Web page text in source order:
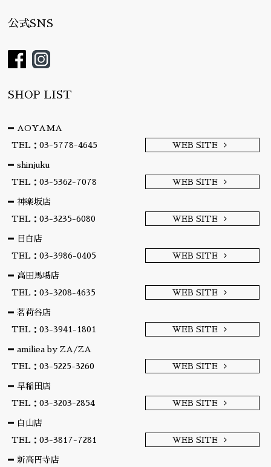
公式SNS
SHOP LIST
AOYAMA
TEL：03-5778-4645
WEB SITE
shinjuku
TEL：03-5362-7078
WEB SITE
神楽坂店
TEL：03-3235-6080
WEB SITE
目白店
TEL：03-3986-0405
WEB SITE
高田馬場店
TEL：03-3208-4635
WEB SITE
茗荷谷店
TEL：03-3941-1801
WEB SITE
amiliea by ZA/ZA
TEL：03-5225-3260
WEB SITE
早稲田店
TEL：03-3203-2854
WEB SITE
白山店
TEL：03-3817-7281
WEB SITE
新高円寺店